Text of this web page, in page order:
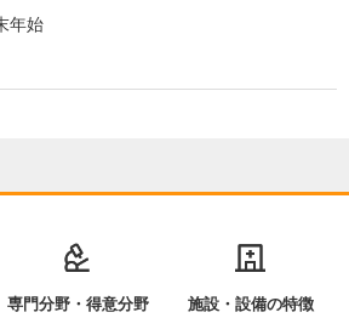
年始
専門分野・得意分野 施設・設備の特徴